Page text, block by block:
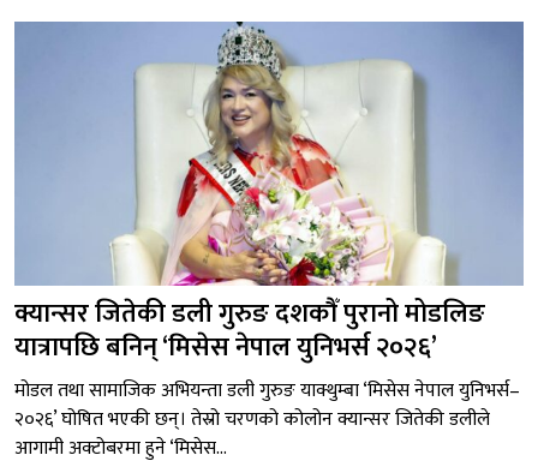
क्यान्सर जितेकी डली गुरुङ दशकौँ पुरानो मोडलिङ
यात्रापछि बनिन् ‘मिसेस नेपाल युनिभर्स २०२६’
मोडल तथा सामाजिक अभियन्ता डली गुरुङ याक्थुम्बा ‘मिसेस नेपाल युनिभर्स–
२०२६’ घोषित भएकी छन्। तेस्रो चरणको कोलोन क्यान्सर जितेकी डलीले
आगामी अक्टोबरमा हुने ‘मिसेस...